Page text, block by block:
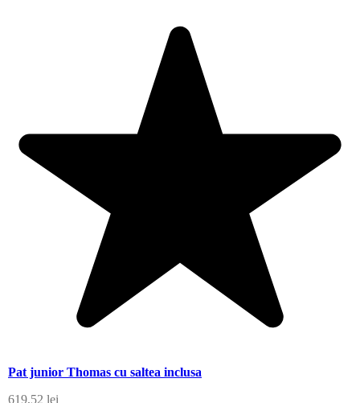
Pat junior Thomas cu saltea inclusa
619,52 lei